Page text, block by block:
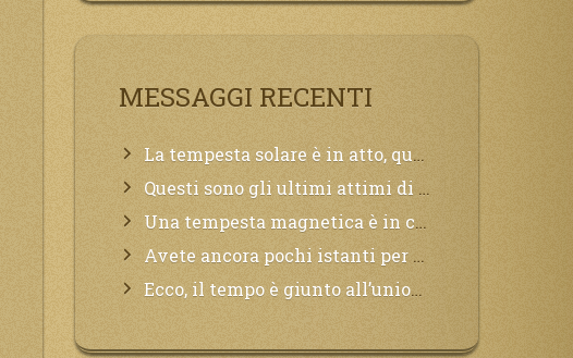
MESSAGGI RECENTI
La tempesta solare è in atto, questa generazione soffrirà molto, la Terra arderà, l’acqua sarà contaminata, il cibo non sarà più nelle vostre mense.
Questi sono gli ultimi attimi di vita, chi si vuole salvare Mi chiami in suo aiuto.
Una tempesta magnetica è in corso, questa generazione patirà. Il black out non tarderà ad arrivare e tutta la Terra sarà oscurata.
Avete ancora pochi istanti per convertirvi, non perdete tempo, la sciagura arriverà all’improvviso e per chi non si sarà preparato saranno dolori.
Ecco, il tempo è giunto all’unione del Padre con il figlio, non avete che da attendere pochissimo.